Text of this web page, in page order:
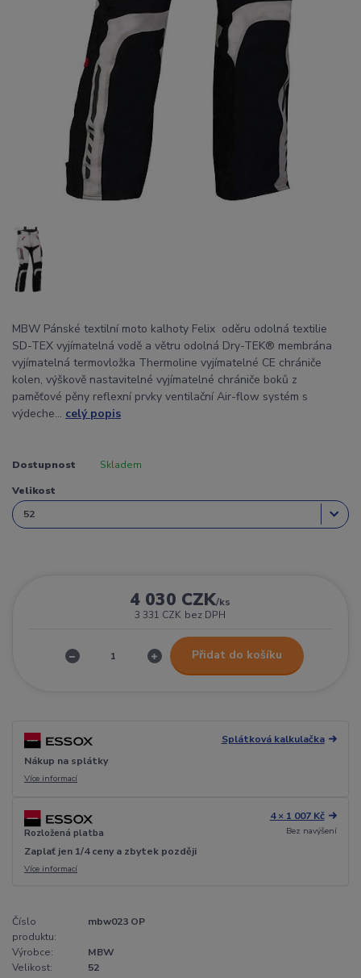
MBW Pánské textilní moto kalhoty Felix oděru odolná textilie
SD-TEX vyjímatelná vodě a větru odolná Dry-TEK® membrána
vyjímatelná termovložka Thermoline vyjímatelné CE chrániče
kolen, výškově nastavitelné vyjímatelné chrániče boků z
paměťové pěny reflexní prvky ventilační Air-flow systém s
výdeche... celý popis
Dostupnost Skladem
Velikost
4 030 CZK/ks
3 331 CZK bez DPH
Přidat do košíku
Splátková kalkulačka
Nákup na splátky
Více informací
Rozložená platba
4 × 1 007 Kč
Bez navýšení
Zaplať jen 1/4 ceny a zbytek později
Více informací
Číslo
produktu:
mbw023 OP
Výrobce:
MBW
Velikost:
52